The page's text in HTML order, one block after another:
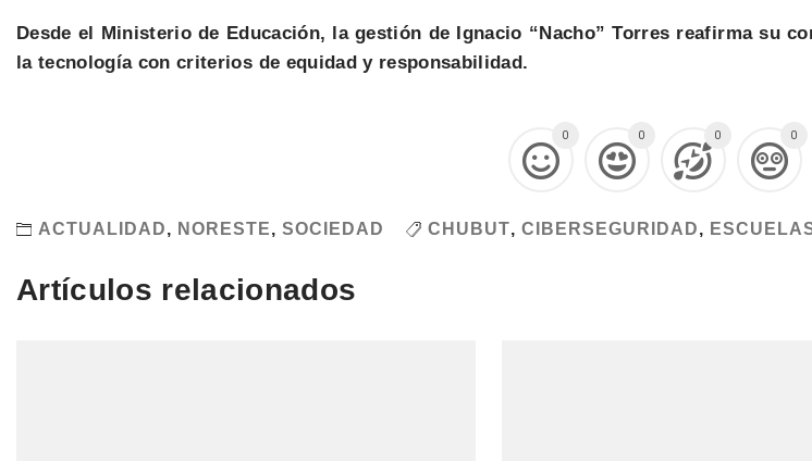
Desde el Ministerio de Educación, la gestión de Ignacio “Nacho” Torres reafirma su
la tecnología con criterios de equidad y responsabilidad.
0 0 0 0
ACTUALIDAD, NORESTE, SOCIEDAD CHUBUT, CIBERSEGURIDAD,
Artículos relacionados